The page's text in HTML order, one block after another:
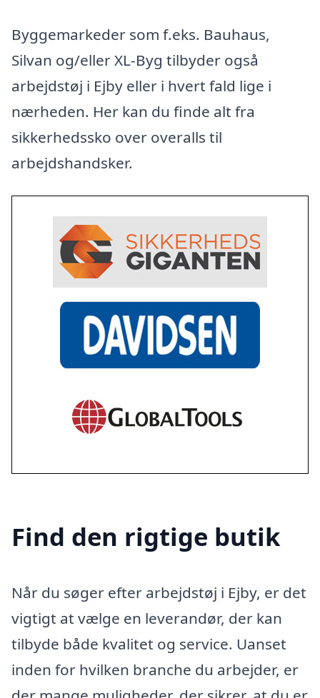
Byggemarkeder som f.eks. Bauhaus,
Silvan og/eller XL-Byg tilbyder også
arbejdstøj i Ejby eller i hvert fald lige i
nærheden. Her kan du finde alt fra
sikkerhedssko over overalls til
arbejdshandsker.
Find den rigtige butik
Når du søger efter arbejdstøj i Ejby, er det
vigtigt at vælge en leverandør, der kan
tilbyde både kvalitet og service. Uanset
inden for hvilken branche du arbejder, er